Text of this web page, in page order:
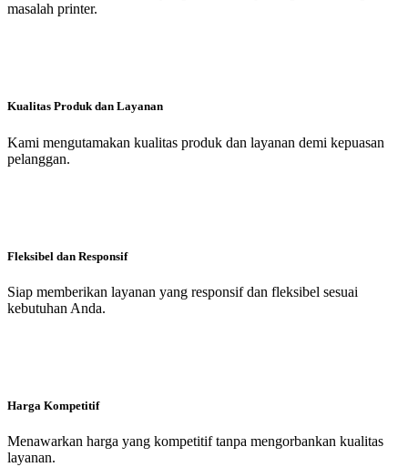
masalah printer.
Kualitas Produk dan Layanan
Kami mengutamakan kualitas produk dan layanan demi kepuasan
pelanggan.
Fleksibel dan Responsif
Siap memberikan layanan yang responsif dan fleksibel sesuai
kebutuhan Anda.
Harga Kompetitif
Menawarkan harga yang kompetitif tanpa mengorbankan kualitas
layanan.